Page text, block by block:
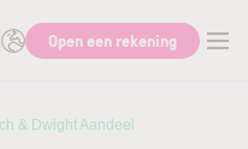
naar informatie
Open een rekening
& Dwight Aandeel